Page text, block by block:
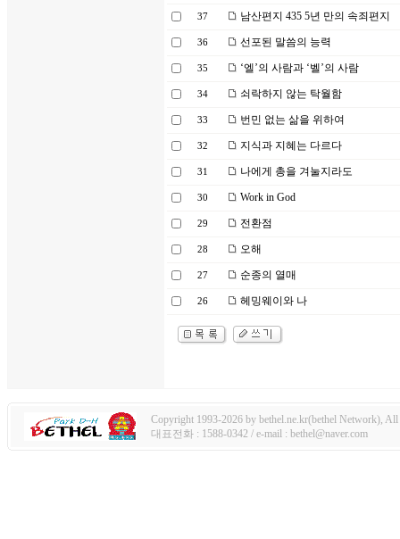
37 남산편지 435 5년 만의 속죄편지
36 선포된 말씀의 능력
35 ‘엘’의 사람과 ‘벨’의 사람
34 쇠락하지 않는 탁월함
33 번민 없는 삶을 위하여
32 지식과 지혜는 다르다
31 나에게 총을 겨눌지라도
30 Work in God
29 전환점
28 오해
27 순종의 열매
26 헤밍웨이와 나
Copyright 1993-2026 by bethel.ne.kr(bethel Network), All
대표전화 : 1588-0342 / e-mail : bethel@naver.com